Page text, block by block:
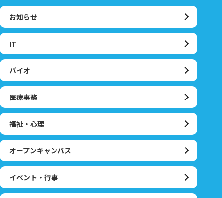
お知らせ
IT
バイオ
医療事務
福祉・心理
オープンキャンパス
イベント・行事